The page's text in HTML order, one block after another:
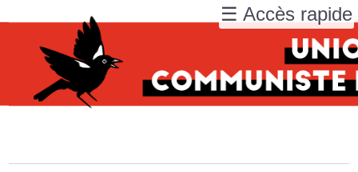
☰ Accès rapide